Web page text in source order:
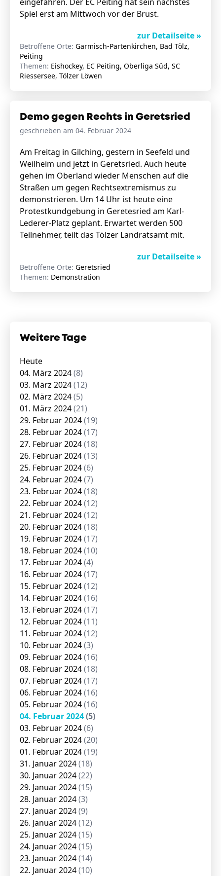
Spiel erst am Mittwoch vor der Brust.
zur Detailseite »
Betroffene Orte: Garmisch-Partenkirchen, Bad Tölz,
Peiting
Themen: Eishockey, EC Peiting, Oberliga Süd, SC
Riessersee, Tölzer Löwen
Demo gegen Rechts in Geretsried
geschrieben am 04. Februar 2024
Am Freitag in Gilching, gestern in Seefeld und
Weilheim und jetzt in Geretsried. Auch heute
gehen im Oberland wieder Menschen auf die
Straßen um gegen Rechtsextremismus zu
demonstrieren. Um 14 Uhr ist heute eine
Protestkundgebung in Geretesried am Karl-
Lederer-Platz geplant. Erwartet werden 500
Teilnehmer, teilt das Tölzer Landratsamt mit.
zur Detailseite »
Betroffene Orte: Geretsried
Themen: Demonstration
Weitere Tage
Heute
04. März 2024(8)
03. März 2024(12)
02. März 2024(5)
01. März 2024(21)
29. Februar 2024(19)
28. Februar 2024(17)
27. Februar 2024(18)
26. Februar 2024(13)
25. Februar 2024(6)
24. Februar 2024(7)
23. Februar 2024(18)
22. Februar 2024(12)
21. Februar 2024(12)
20. Februar 2024(18)
19. Februar 2024(17)
18. Februar 2024(10)
17. Februar 2024(4)
16. Februar 2024(17)
15. Februar 2024(12)
14. Februar 2024(16)
13. Februar 2024(17)
12. Februar 2024(11)
11. Februar 2024(12)
10. Februar 2024(3)
09. Februar 2024(16)
08. Februar 2024(18)
07. Februar 2024(17)
06. Februar 2024(16)
05. Februar 2024(16)
04. Februar 2024(5)
03. Februar 2024(6)
02. Februar 2024(20)
01. Februar 2024(19)
31. Januar 2024(18)
30. Januar 2024(22)
29. Januar 2024(15)
28. Januar 2024(3)
27. Januar 2024(9)
26. Januar 2024(12)
25. Januar 2024(15)
24. Januar 2024(15)
23. Januar 2024(14)
22. Januar 2024(10)